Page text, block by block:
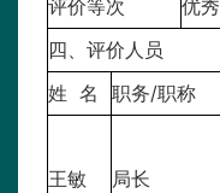
评价等次
优秀
四、评价人员
姓 名
职务/职称
王敏 局长